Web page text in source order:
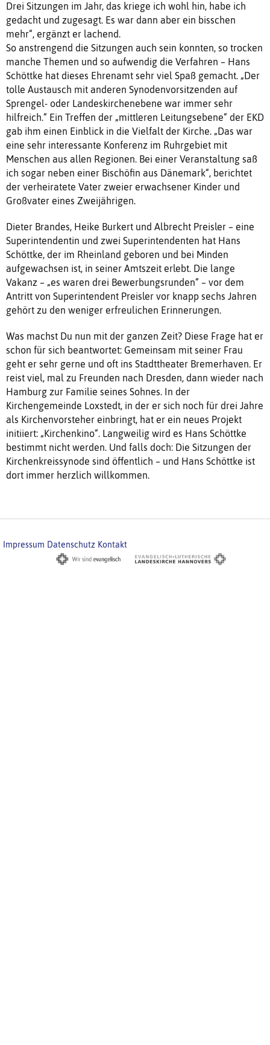
Drei Sitzungen im Jahr, das kriege ich wohl hin, habe ich
gedacht und zugesagt. Es war dann aber ein bisschen
mehr“, ergänzt er lachend.
So anstrengend die Sitzungen auch sein konnten, so trocken
manche Themen und so aufwendig die Verfahren – Hans
Schöttke hat dieses Ehrenamt sehr viel Spaß gemacht. „Der
tolle Austausch mit anderen Synodenvorsitzenden auf
Sprengel- oder Landeskirchenebene war immer sehr
hilfreich.“ Ein Treffen der „mittleren Leitungsebene“ der EKD
gab ihm einen Einblick in die Vielfalt der Kirche. „Das war
eine sehr interessante Konferenz im Ruhrgebiet mit
Menschen aus allen Regionen. Bei einer Veranstaltung saß
ich sogar neben einer Bischöfin aus Dänemark“, berichtet
der verheiratete Vater zweier erwachsener Kinder und
Großvater eines Zweijährigen.
Dieter Brandes, Heike Burkert und Albrecht Preisler – eine
Superintendentin und zwei Superintendenten hat Hans
Schöttke, der im Rheinland geboren und bei Minden
aufgewachsen ist, in seiner Amtszeit erlebt. Die lange
Vakanz – „es waren drei Bewerbungsrunden“ – vor dem
Antritt von Superintendent Preisler vor knapp sechs Jahren
gehört zu den weniger erfreulichen Erinnerungen.
Was machst Du nun mit der ganzen Zeit? Diese Frage hat er
schon für sich beantwortet: Gemeinsam mit seiner Frau
geht er sehr gerne und oft ins Stadttheater Bremerhaven. Er
reist viel, mal zu Freunden nach Dresden, dann wieder nach
Hamburg zur Familie seines Sohnes. In der
Kirchengemeinde Loxstedt, in der er sich noch für drei Jahre
als Kirchenvorsteher einbringt, hat er ein neues Projekt
initiiert: „Kirchenkino“. Langweilig wird es Hans Schöttke
bestimmt nicht werden. Und falls doch: Die Sitzungen der
Kirchenkreissynode sind öffentlich – und Hans Schöttke ist
dort immer herzlich willkommen.
Impressum Datenschutz Kontakt